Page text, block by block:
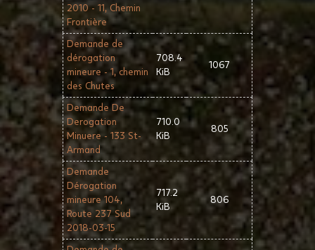
2010 - 11, Chemin
Frontière
Demande de
dérogation
mineure - 1, chemin
des Chutes
708.4
KiB
1067
Demande De
Derogation
Minuere - 133 St-
Armand
710.0
KiB
805
Demande
Dérogation
mineure 104,
Route 237 Sud
2018-03-15
717.2
KiB
806